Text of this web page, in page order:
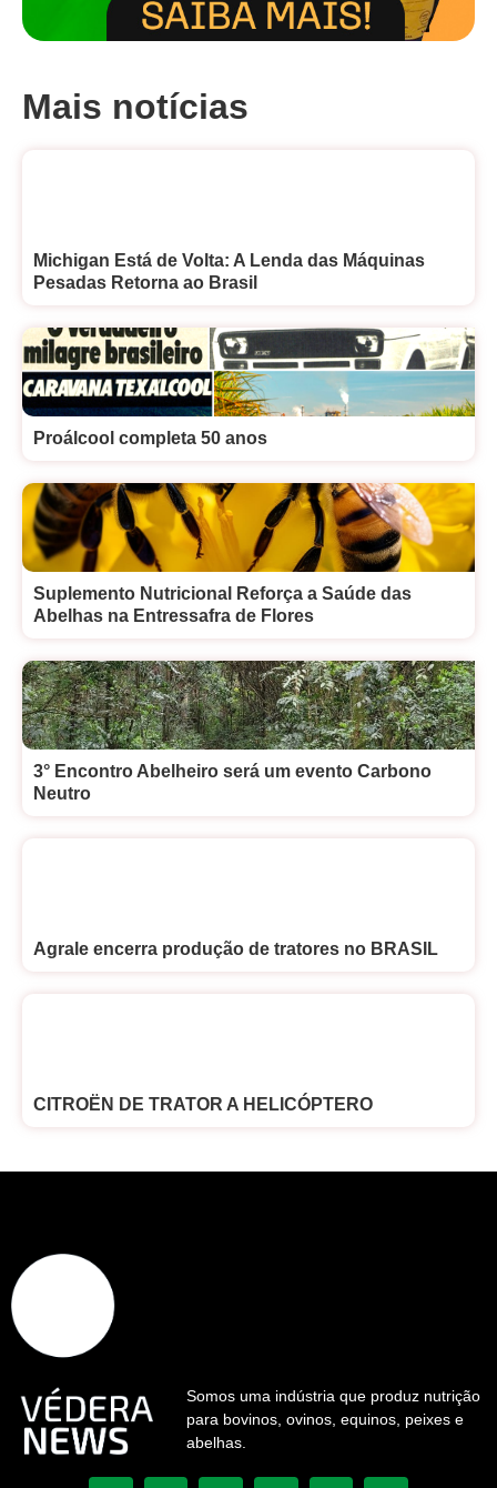
Mais notícias
Michigan Está de Volta: A Lenda das Máquinas
Pesadas Retorna ao Brasil
Proálcool completa 50 anos
Suplemento Nutricional Reforça a Saúde das
Abelhas na Entressafra de Flores
3° Encontro Abelheiro será um evento Carbono
Neutro
Agrale encerra produção de tratores no BRASIL
CITROËN DE TRATOR A HELICÓPTERO
Somos uma indústria que produz nutrição
para bovinos, ovinos, equinos, peixes e
abelhas.